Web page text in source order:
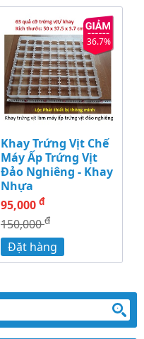
36.7%
Khay Trứng Vịt Chế
Máy Ấp Trứng Vịt
Đảo Nghiêng - Khay
Nhựa
95,000 đ
150,000đ
Đặt hàng